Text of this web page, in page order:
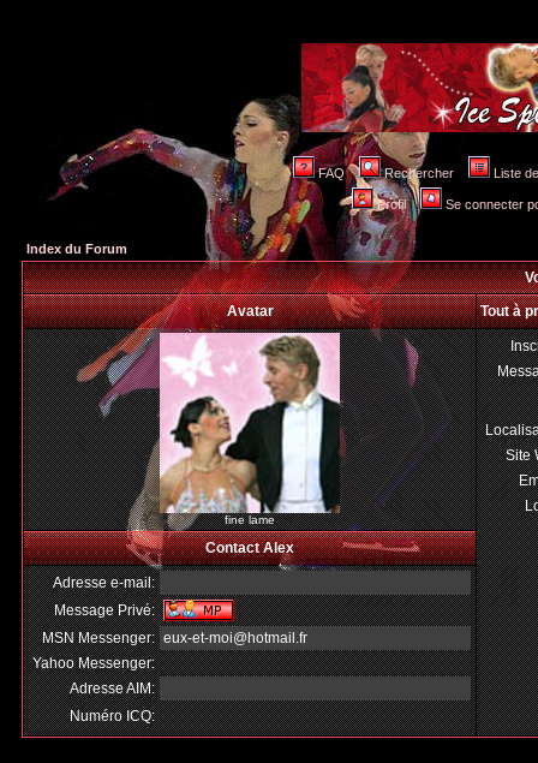
FAQ Rechercher Liste
Profil Se connecter
Index du Forum
Avatar
Tout à
fine lame
Site
Contact Alex
Adresse e-mail:
Message Privé:
MSN Messenger: eux-et-moi@hotmail.fr
Yahoo Messenger:
Adresse AIM:
Numéro ICQ: